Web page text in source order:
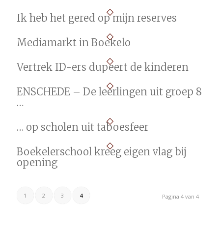
Ik heb het gered op mijn reserves
Mediamarkt in Boekelo
Vertrek ID-ers dupeert de kinderen
ENSCHEDE – De leerlingen uit groep 8
…
… op scholen uit taboesfeer
Boekelerschool kreeg eigen vlag bij
opening
Pagina 4 van 4
1 2 3 4